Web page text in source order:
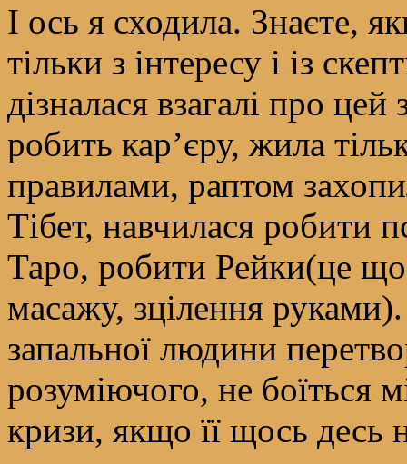
І ось я сходила. Знаєте,
тільки з інтересу і із
дізналася взагалі про
робить кар’єру, жила
правилами, раптом
Тібет, навчилася робити
Таро, робити Рейки(це
масажу, зцілення руками).
запальної людини
розуміючого, не боїться
кризи, якщо її щось десь